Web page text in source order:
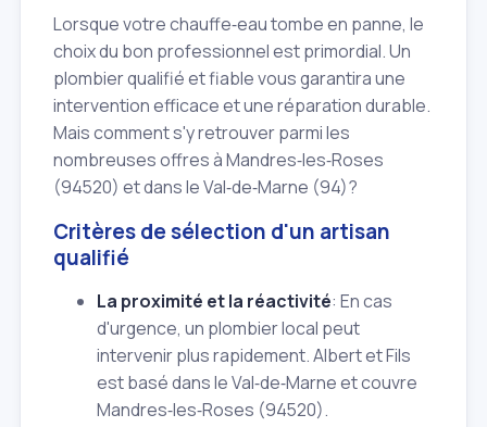
Lorsque votre chauffe‑eau tombe en panne, le
choix du bon professionnel est primordial. Un
plombier qualifié et fiable vous garantira une
intervention efficace et une réparation durable.
Mais comment s'y retrouver parmi les
nombreuses offres à Mandres‑les‑Roses
(94520) et dans le Val‑de‑Marne (94)?
Critères de sélection d'un artisan
qualifié
La proximité et la réactivité: En cas
d'urgence, un plombier local peut
intervenir plus rapidement. Albert et Fils
est basé dans le Val‑de‑Marne et couvre
Mandres‑les‑Roses (94520).